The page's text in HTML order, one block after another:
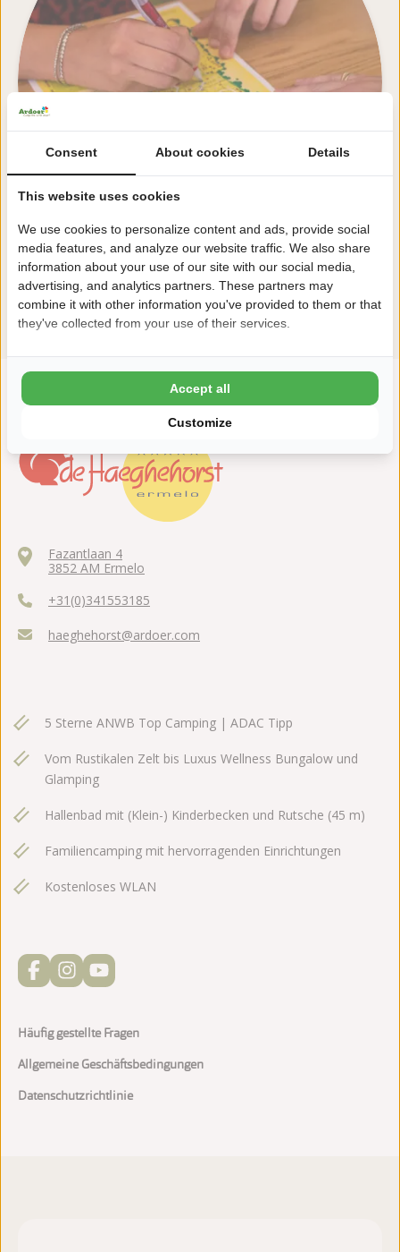
Alle Einrichtungen ansehen
Fazantlaan 4
3852 AM Ermelo
+31(0)341553185
haeghehorst@ardoer.com
5 Sterne ANWB Top Camping | ADAC Tipp
Vom Rustikalen Zelt bis Luxus Wellness Bungalow und
Glamping
Hallenbad mit (Klein-) Kinderbecken und Rutsche (45 m)
Familiencamping mit hervorragenden Einrichtungen
Kostenloses WLAN
Häufig gestellte Fragen
Allgemeine Geschäftsbedingungen
Datenschutzrichtlinie
Consent About cookies Details
This website uses cookies
We use cookies to personalize content and ads, provide social
media features, and analyze our website traffic. We also share
information about your use of our site with our social media,
advertising, and analytics partners. These partners may
combine it with other information you've provided to them or that
they've collected from your use of their services.
Customize
Accept all